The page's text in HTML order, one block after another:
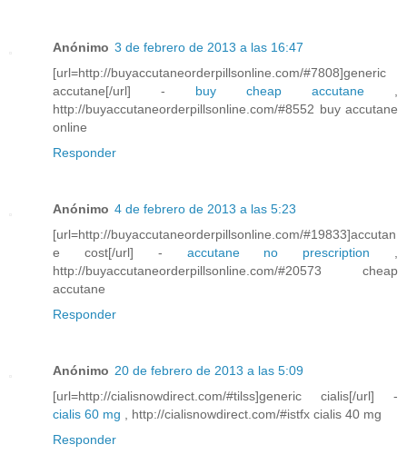
Anónimo 3 de febrero de 2013 a las 16:47
[url=http://buyaccutaneorderpillsonline.com/#7808]generic
accutane[/url] - buy cheap accutane
http://buyaccutaneorderpillsonline.com/#8552 buy accutane
online
Responder
Anónimo 4 de febrero de 2013 a las 5:23
[url=http://buyaccutaneorderpillsonline.com/#19833]accutan
e cost[/url] - accutane no prescription
http://buyaccutaneorderpillsonline.com/#20573 cheap
accutane
Responder
Anónimo 20 de febrero de 2013 a las 5:09
[url=http://cialisnowdirect.com/#tilss]generic cialis[/url] -
cialis 60 mg , http://cialisnowdirect.com/#istfx cialis 40 mg
Responder